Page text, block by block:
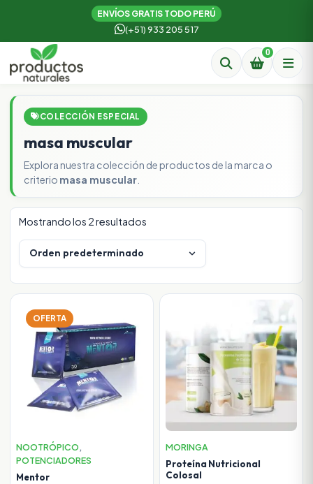
ENVÍOS GRATIS TODO PERÚ
(+51) 933 205 517
0
COLECCIÓN ESPECIAL
masa muscular
Explora nuestra colección de productos de la marca o
criterio masa muscular
Mostrando los 2 resultados
OFERTA
NOOTRÓPICO,
POTENCIADORES
Mentor
MORINGA
Proteína Nutricional
Colosal